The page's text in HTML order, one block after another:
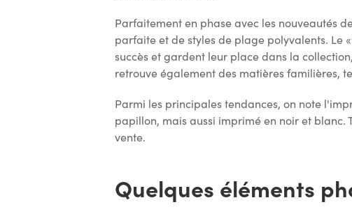
Parfaitement en phase avec les nouveautés
parfaite et de styles de plage polyvalents. Le
succès et gardent leur place dans la
retrouve également des matières familières,
Parmi les principales tendances, on note
papillon, mais aussi imprimé en noir et blanc.
vente.
Quelques éléments